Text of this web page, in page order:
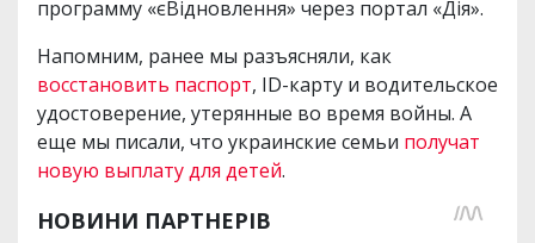
программу «єВідновлення» через портал «Дія».
Напомним, ранее мы разъясняли, как
восстановить паспорт, ID-карту и водительское
удостоверение, утерянные во время войны. А
еще мы писали, что украинские семьи получат
новую выплату для детей.